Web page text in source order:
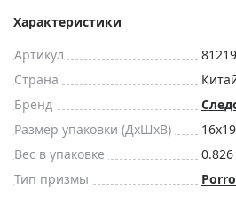
Характеристики
Артикул
81219
Страна
Бренд
Размер упаковки (ДxШxВ)
Вес в упаковке
0.826
Тип призмы
Porro